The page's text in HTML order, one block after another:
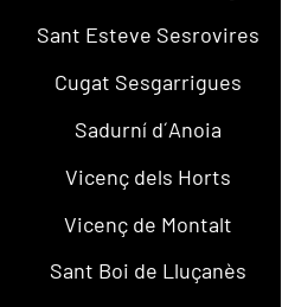
Sant Esteve Sesrovires
Cugat Sesgarrigues
Sadurní d´Anoia
Vicenç dels Horts
Vicenç de Montalt
Sant Boi de Lluçanès